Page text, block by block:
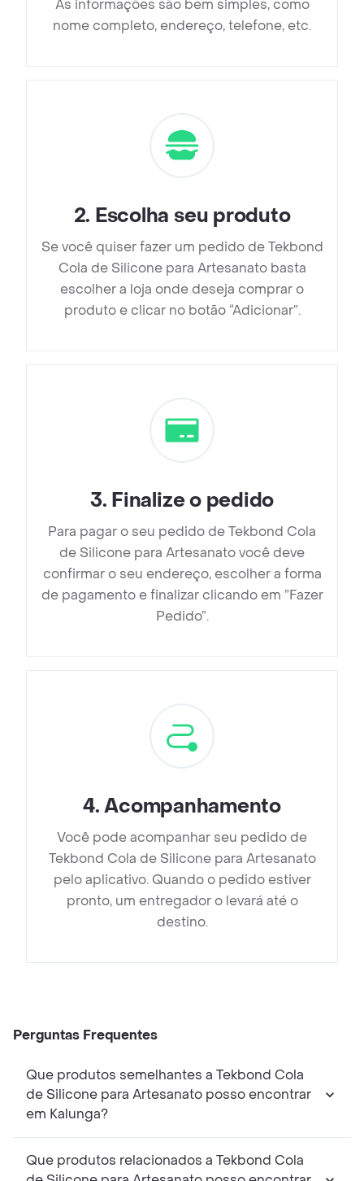
As informações são bem simples, como
nome completo, endereço, telefone, etc.
2. Escolha seu produto
Se você quiser fazer um pedido de Tekbond
Cola de Silicone para Artesanato basta
escolher a loja onde deseja comprar o
produto e clicar no botão “Adicionar”.
3. Finalize o pedido
Para pagar o seu pedido de Tekbond Cola
de Silicone para Artesanato você deve
confirmar o seu endereço, escolher a forma
de pagamento e finalizar clicando em ”Fazer
Pedido”.
4.Acompanhamento
Você pode acompanhar seu pedido de
Tekbond Cola de Silicone para Artesanato
pelo aplicativo. Quando o pedido estiver
pronto, um entregador o levará até o
destino.
Perguntas Frequentes
Que produtos semelhantes a Tekbond Cola
de Silicone para Artesanato posso encontrar
em Kalunga?
Que produtos relacionados a Tekbond Cola